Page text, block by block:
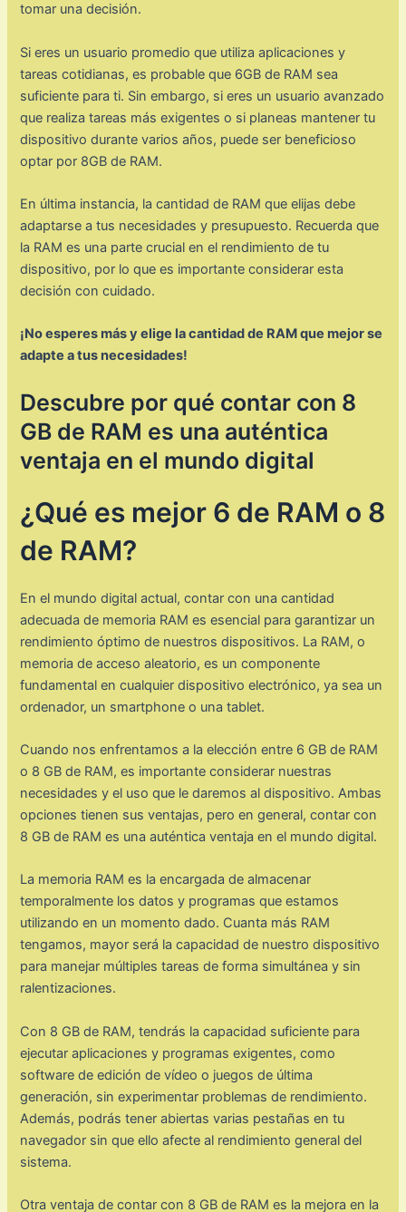
tomar una decisión.
Si eres un usuario promedio que utiliza aplicaciones y
tareas cotidianas, es probable que 6GB de RAM sea
suficiente para ti. Sin embargo, si eres un usuario avanzado
que realiza tareas más exigentes o si planeas mantener tu
dispositivo durante varios años, puede ser beneficioso
optar por 8GB de RAM.
En última instancia, la cantidad de RAM que elijas debe
adaptarse a tus necesidades y presupuesto. Recuerda que
la RAM es una parte crucial en el rendimiento de tu
dispositivo, por lo que es importante considerar esta
decisión con cuidado.
¡No esperes más y elige la cantidad de RAM que mejor se
adapte a tus necesidades!
Descubre por qué contar con 8
GB de RAM es una auténtica
ventaja en el mundo digital
¿Qué es mejor 6 de RAM o 8
de RAM?
En el mundo digital actual, contar con una cantidad
adecuada de memoria RAM es esencial para garantizar un
rendimiento óptimo de nuestros dispositivos. La RAM, o
memoria de acceso aleatorio, es un componente
fundamental en cualquier dispositivo electrónico, ya sea un
ordenador, un smartphone o una tablet.
Cuando nos enfrentamos a la elección entre 6 GB de RAM
o 8 GB de RAM, es importante considerar nuestras
necesidades y el uso que le daremos al dispositivo. Ambas
opciones tienen sus ventajas, pero en general, contar con
8 GB de RAM es una auténtica ventaja en el mundo digital.
La memoria RAM es la encargada de almacenar
temporalmente los datos y programas que estamos
utilizando en un momento dado. Cuanta más RAM
tengamos, mayor será la capacidad de nuestro dispositivo
para manejar múltiples tareas de forma simultánea y sin
ralentizaciones.
Con 8 GB de RAM, tendrás la capacidad suficiente para
ejecutar aplicaciones y programas exigentes, como
software de edición de vídeo o juegos de última
generación, sin experimentar problemas de rendimiento.
Además, podrás tener abiertas varias pestañas en tu
navegador sin que ello afecte al rendimiento general del
sistema.
Otra ventaja de contar con 8 GB de RAM es la mejora en la